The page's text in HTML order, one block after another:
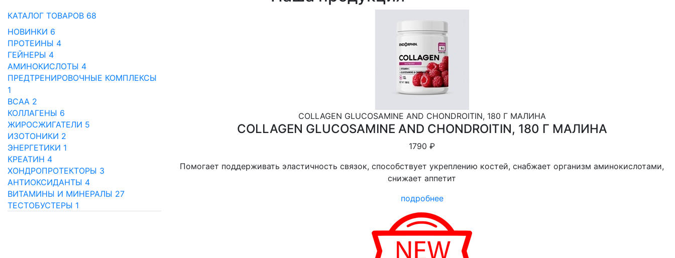
КАТАЛОГ ТОВАРОВ 68
НОВИНКИ 6
ПРОТЕИНЫ 4
ГЕЙНЕРЫ 4
АМИНОКИСЛОТЫ 4
ПРЕДТРЕНИРОВОЧНЫЕ КОМПЛЕКСЫ
1
BCAA 2
КОЛЛАГЕНЫ 6
ЖИРОСЖИГАТЕЛИ 5
ИЗОТОНИКИ 2
ЭНЕРГЕТИКИ 1
КРЕАТИН 4
ХОНДРОПРОТЕКТОРЫ 3
АНТИОКСИДАНТЫ 4
ВИТАМИНЫ И МИНЕРАЛЫ 27
ТЕСТОБУСТЕРЫ 1
COLLAGEN GLUCOSAMINE AND CHONDROITIN, 180 Г МАЛИНА
COLLAGEN GLUCOSAMINE AND CHONDROITIN, 180 Г МАЛИНА
1790 ₽
Помогает поддерживать эластичность связок, способствует укреплению костей, снабжает организм аминокислотами,
снижает аппетит
подробнее